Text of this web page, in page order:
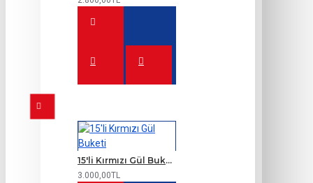
15'li Kırmızı Gül Buketi
3.000,00TL